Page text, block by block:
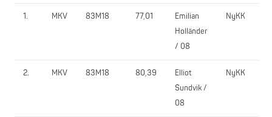
1. MKV 83M18 77,01
Emilian
Holländer
/ 08
NyKK
2. MKV 83M18 80,39
Elliot
Sundvik /
08
NyKK